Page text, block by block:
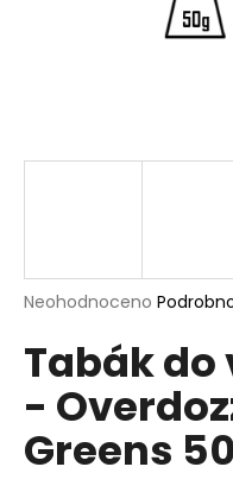
Průměrné
produktu
z
5
hvězdiček.
Neohodnoceno
Tabák
-
Greens
?
D
o
p
o